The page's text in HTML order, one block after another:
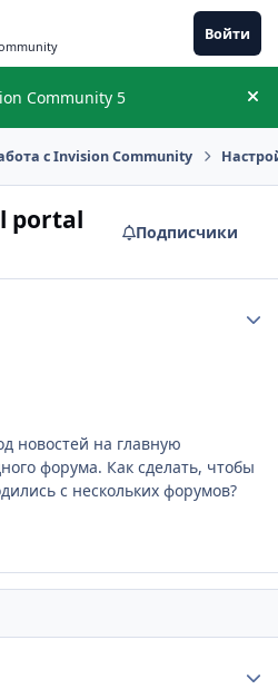
Войти
Community 5
с Invision Community
portal Подписчики
новостей на главную
форума. Как сделать, чтобы
с нескольких форумов?